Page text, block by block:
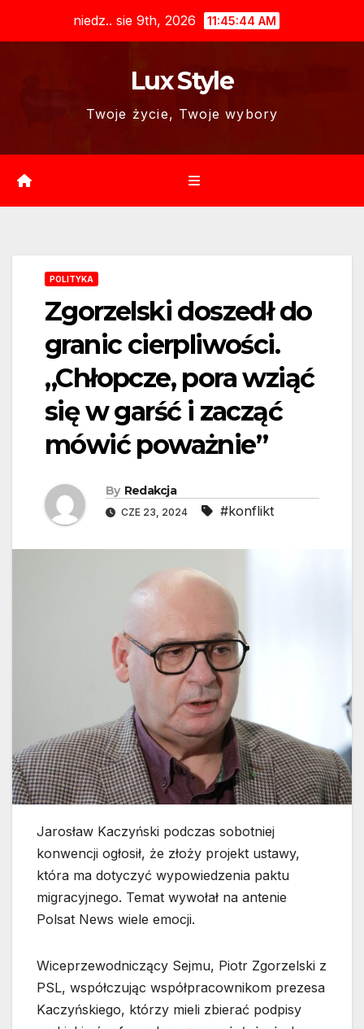
niedz.. sie 9th, 2026 11:45:45 AM
Lux Style
Twoje życie, Twoje wybory
POLITYKA
Zgorzelski doszedł do
granic cierpliwości.
„Chłopcze, pora wziąć
się w garść i zacząć
mówić poważnie”
By Redakcja
CZE 23, 2024 #konflikt
Jarosław Kaczyński podczas sobotniej
konwencji ogłosił, że złoży projekt ustawy,
która ma dotyczyć wypowiedzenia paktu
migracyjnego. Temat wywołał na antenie
Polsat News wiele emocji.
Wiceprzewodniczący Sejmu, Piotr Zgorzelski z
PSL, współczując współpracownikom prezesa
Kaczyńskiego, którzy mieli zbierać podpisy